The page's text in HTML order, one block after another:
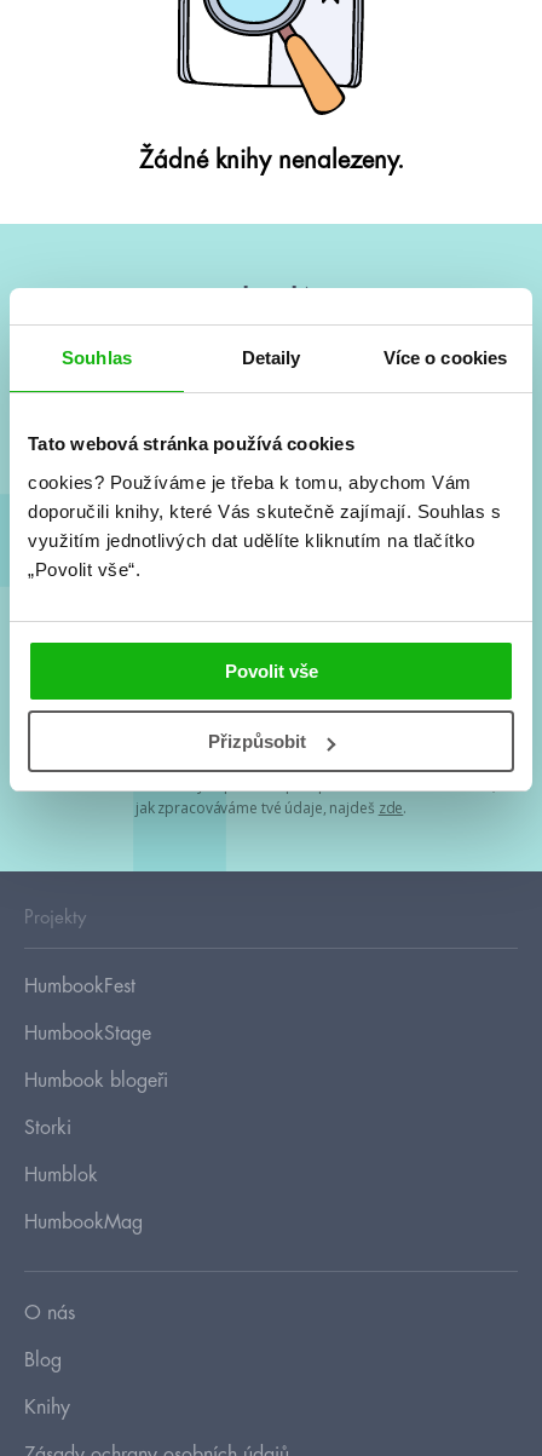
Souhlas Detaily Více o cookies
Tato webová stránka používá cookies
cookies? Používáme je třeba k tomu, abychom Vám
doporučili knihy, které Vás skutečně zajímají. Souhlas s
využitím jednotlivých dat udělíte kliknutím na tlačítko
„Povolit vše“.
Povolit vše
Přizpůsobit
Žádné knihy nenalezeny.
Vše kolem #youngadult každý měsíc rovnou do mailu!
a seriálové adaptace a další.
Souhlasím spodmínkami zpracování osobních údajů
Tvá e-mailová adresa je u nás v bezpečí. Přečti si
jak zpracováváme tvé údaje, najdeš zde.
Projekty
HumbookFest
HumbookStage
Humbook blogeři
Storki
Humblok
HumbookMag
O nás
Blog
Knihy